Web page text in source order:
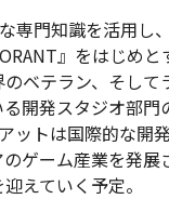
専門知識を活用し
』をはじめ
ベテラン、そし
開発スタジオ部門
ットは国際的な開
ゲーム産業を発
えていく予定。